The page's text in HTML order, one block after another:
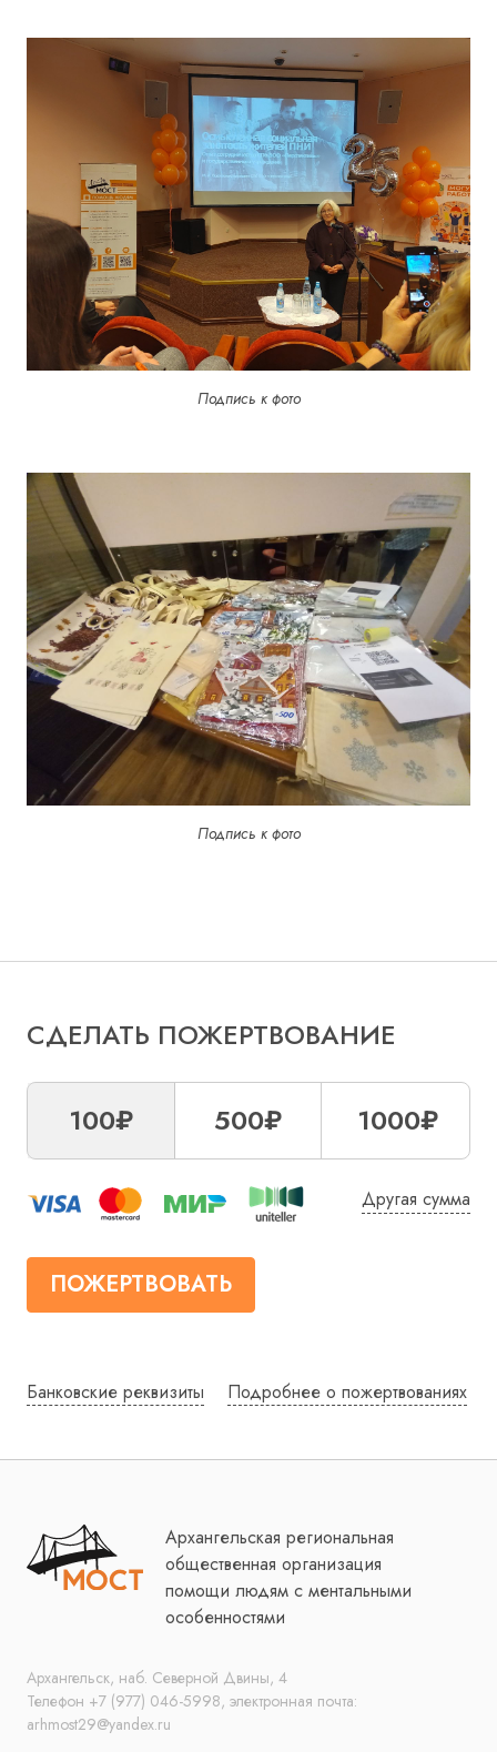
Подпись к фото
Подпись к фото
СДЕЛАТЬ ПОЖЕРТВОВАНИЕ
100₽ 500₽ 1000₽
Другая сумма
ПОЖЕРТВОВАТЬ
Банковские реквизиты Подробнее о пожертвованиях
Архангельская региональная
общественная организация
помощи людям с ментальными
особенностями
Архангельск, наб. Северной Двины, 4
Телефон +7 (977) 046-5998, электронная почта:
arhmost29@yandex.ru